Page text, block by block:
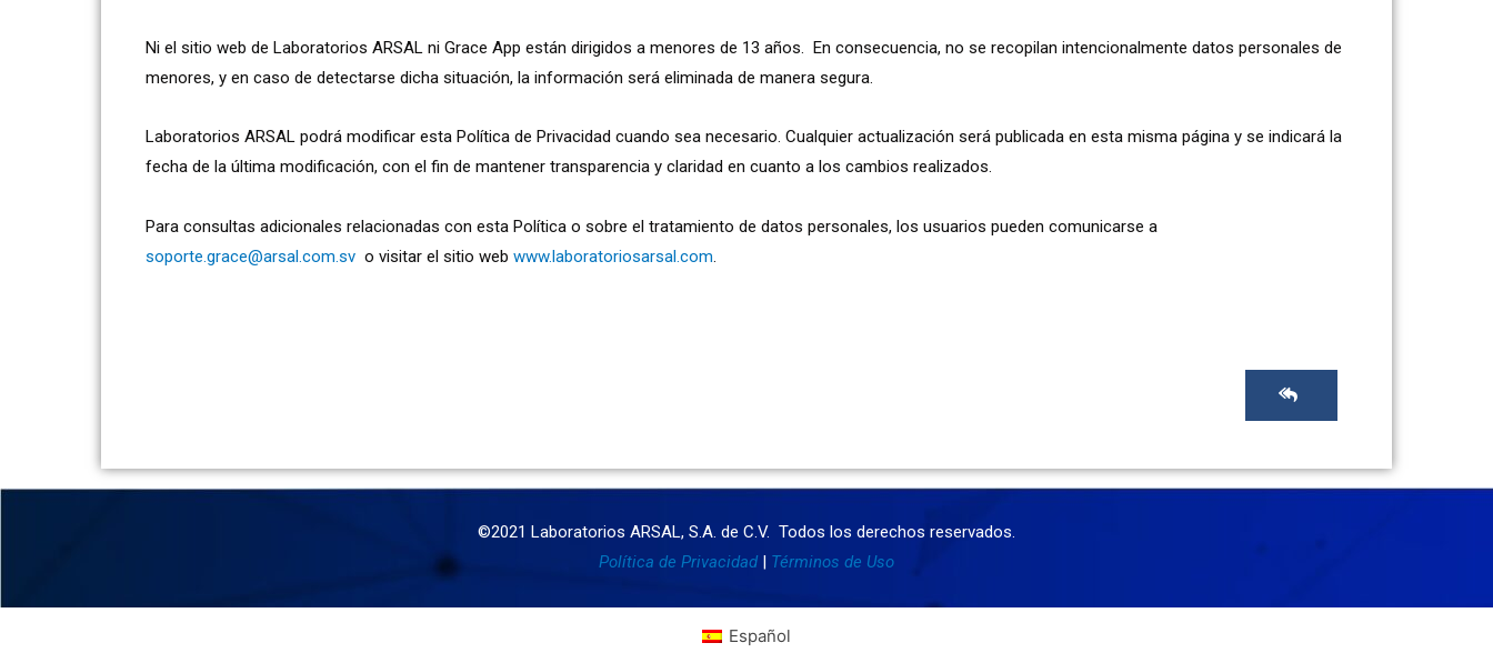
Ni el sitio web de Laboratorios ARSAL ni Grace App están dirigidos a menores de 13 años. En consecuencia, no se recopilan intencionalmente datos personales de
menores, y en caso de detectarse dicha situación, la información será eliminada de manera segura.
Laboratorios ARSAL podrá modificar esta Política de Privacidad cuando sea necesario. Cualquier actualización será publicada en esta misma página y se indicará la
fecha de la última modificación, con el fin de mantener transparencia y claridad en cuanto a los cambios realizados.
Para consultas adicionales relacionadas con esta Política o sobre el tratamiento de datos personales, los usuarios pueden comunicarse a
soporte.grace@arsal.com.sv o visitar el sitio web www.laboratoriosarsal.com
©2021 Laboratorios ARSAL, S.A. de C.V. Todos los derechos reservados.
Política de Privacidad | Términos de Uso
Español